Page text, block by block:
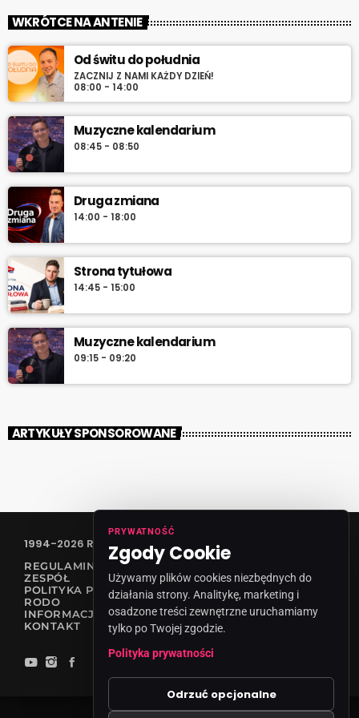
muzyka na zakończenie dnia. Spokojne rytmy, nastrojowe
dźwięki i klasyka, która tworzy klimat.
WKRÓTCE NA ANTENIE
Od świtu do południa
ZACZNIJ Z NAMI KAŻDY DZIEŃ!
08:00 - 14:00
Muzyczne kalendarium
08:45 - 08:50
Druga zmiana
14:00 - 18:00
Strona tytułowa
14:45 - 15:00
Muzyczne kalendarium
09:15 - 09:20
ARTYKUŁY SPONSOROWANE
1994-2026 RADIO VANESSA SPÓŁKA Z O.O
REGULAMIN KONKURSÓW
ZESPÓŁ
POLITYKA PRYWATNOŚCI
RODO
INFORMACJA O NADAWCY
KONTAKT
PRYWATNOŚĆ
Zgody Cookie
Używamy plików cookies niezbędnych do
działania strony. Analitykę, marketing i
osadzone treści zewnętrzne uruchamiamy
tylko po Twojej zgodzie.
Polityka prywatności
Odrzuć opcjonalne